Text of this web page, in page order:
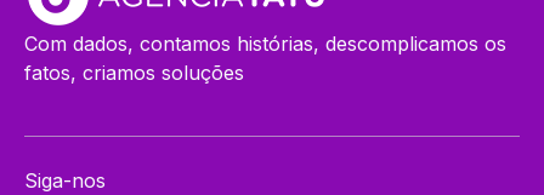
Com dados, contamos histórias, descomplicamos os
fatos, criamos soluções
Siga-nos